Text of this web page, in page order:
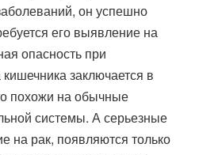
он успешно
его выявление на
опасность при
заключается в
похожи на обычные
системы. А серьезные
на рак, появляются только